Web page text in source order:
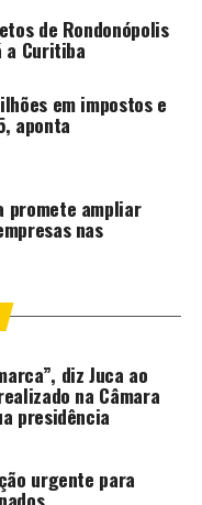
crescimento de 36%
até outubro,
União
de
do
equilíbrio da balança
do crescimento
no Brasil.
CARNES
de Rondonópolis
a Curitiba
em impostos e
aponta
promete ampliar
nas
diz Juca ao
na Câmara
presidência
urgente para